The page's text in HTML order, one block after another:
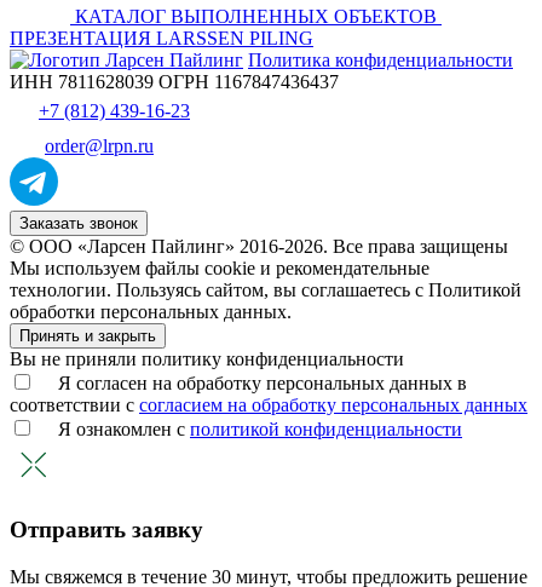
КАТАЛОГ ВЫПОЛНЕННЫХ ОБЪЕКТОВ
ПРЕЗЕНТАЦИЯ LARSSEN PILING
Политика конфиденциальности
ИНН 7811628039 ОГРН 1167847436437
+7 (812) 439-16-23
order@lrpn.ru
Заказать звонок
© ООО «Ларсен Пайлинг» 2016-2026. Все права защищены
Мы используем файлы cookie и рекомендательные
технологии. Пользуясь сайтом, вы соглашаетесь с Политикой
обработки персональных данных.
Принять и закрыть
Вы не приняли политику конфиденциальности
Я согласен на обработку персональных данных в
соответствии с согласием на обработку персональных данных
Я ознакомлен с политикой конфиденциальности
Отправить заявку
Мы свяжемся в течение 30 минут, чтобы предложить решение